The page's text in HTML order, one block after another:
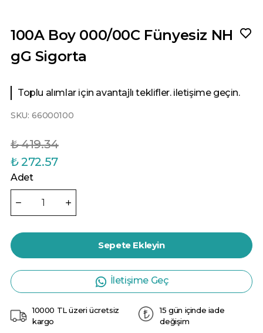
100A Boy 000/00C Fünyesiz NH
gG Sigorta
Toplu alımlar için avantajlı teklifler. iletişime geçin.
SKU: 66000100
₺ 419.34
₺ 272.57
Adet
Sepete Ekleyin
İletişime Geç
10000 TL üzeri ücretsiz
kargo
15 gün içinde iade
değişim